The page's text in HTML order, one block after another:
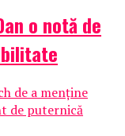
o notă de
de a menține
de puternică